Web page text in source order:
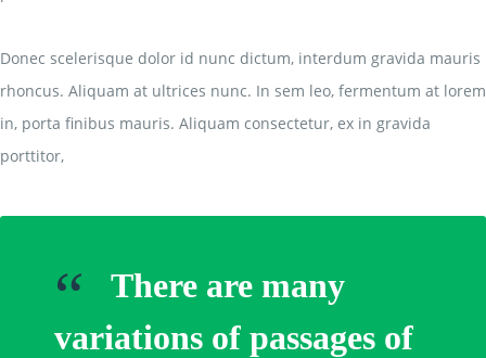
Donec scelerisque dolor id nunc dictum, interdum gravida mauris
rhoncus. Aliquam at ultrices nunc. In sem leo, fermentum at lorem
in, porta finibus mauris. Aliquam consectetur, ex in gravida
porttitor,
“
There are many
variations of passages of